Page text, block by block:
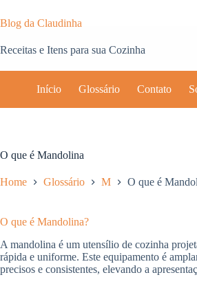
para
o
Blog da Claudinha
Receitas e Itens para sua Cozinha
Início Glossário Contato
O que é Mandolina
Home Glossário M O que é
O que é Mandolina?
A mandolina é um utensílio de cozinha
rápida e uniforme. Este equipamento é
precisos e consistentes, elevando a